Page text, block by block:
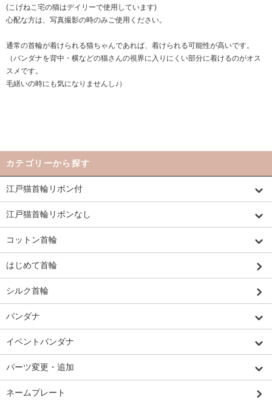
(こげねこ宅の猫はデイリーで使用しています)
心配な方は、写真撮影の時のみご使用ください。
通常の首輪が着けられる猫ちゃんであれば、着けられる可能性が高いです。
（バンダナを背中・横などの猫さんの視界に入りにくい部分に着けるのがオス
スメです。
毛繕いの時にも気になりませんし♪）
カテゴリーから探す
江戸猫首輪リボン付
江戸猫首輪リボンなし
コットン首輪
はじめて首輪
シルク首輪
バンダナ
イベントバンダナ
パーツ変更・追加
ネームプレート